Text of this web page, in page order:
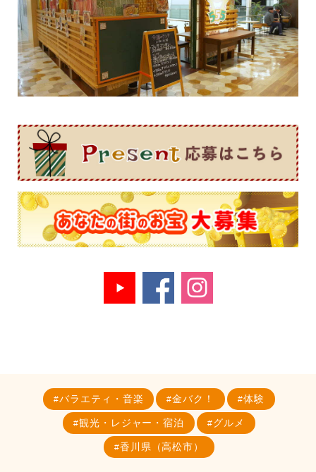
バラエティ・音楽 金バク！ 体験
観光・レジャー・宿泊 グルメ
香川県（高松市）